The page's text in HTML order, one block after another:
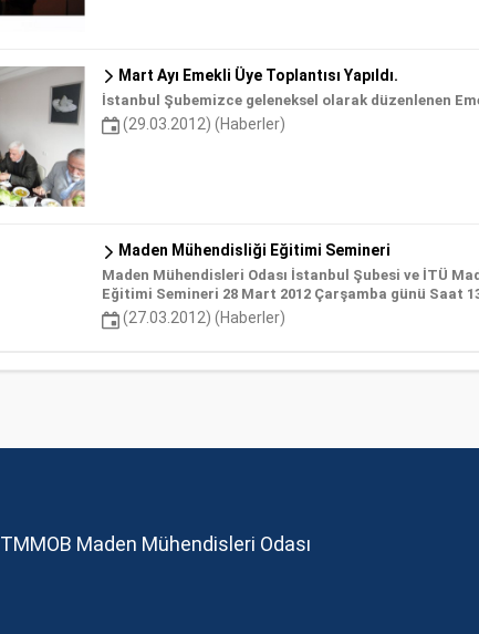
Mart Ayı Emekli Üye Toplantısı Yapıldı.
İstanbul Şubemizce geleneksel olarak düzenlenen
(29.03.2012) (Haberler)
Maden Mühendisliği Eğitimi Semineri
Maden Mühendisleri Odası İstanbul Şubesi ve İTÜ
Eğitimi Semineri 28 Mart 2012 Çarşamba günü Saat
(27.03.2012) (Haberler)
TMMOB Maden Mühendisleri Odası